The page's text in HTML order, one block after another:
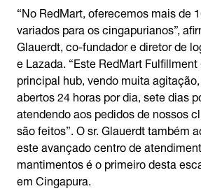
“No RedMart, oferecemos mais de
variados para os cingapurianos”,
Glauerdt, co-fundador e diretor de
e Lazada. “Este RedMart
principal hub, vendo muita
abertos 24 horas por dia, sete dias
atendendo aos pedidos de nossos
são feitos”. O sr. Glauerdt também
este avançado centro de
mantimentos é o primeiro desta
em Cingapura.